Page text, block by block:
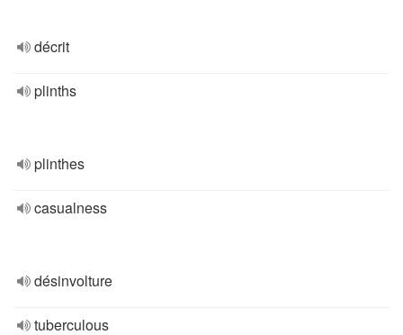
décrit
plinths
plinthes
casualness
désinvolture
tuberculous